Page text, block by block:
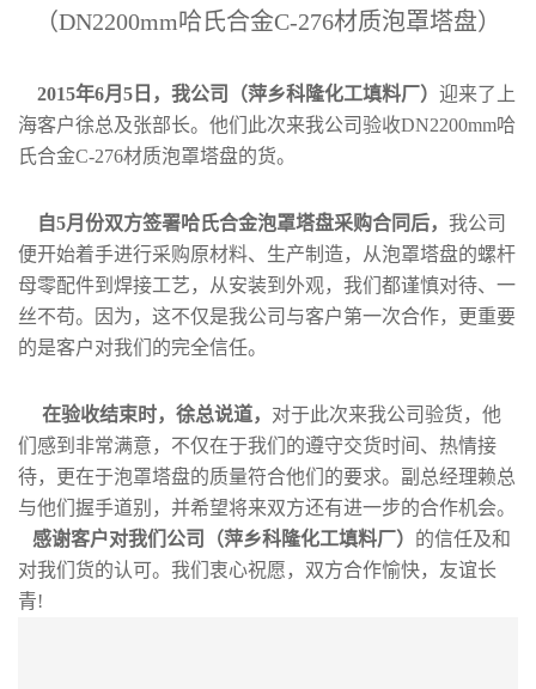
司
态
品
展
证
书
（DN2200mm哈氏合金C-276材质泡罩塔盘）
2015年6月5日，我公司（萍乡科隆化工填料厂） 迎来了上
海客户徐总及张部长。他们此次来我公司验收DN2200mm哈
氏合金C-276材质泡罩塔盘的货。
自5月份双方签署哈氏合金泡罩塔盘采购合同后， 我公司
便开始着手进行采购原材料、生产制造，从泡罩塔盘的螺杆
母零配件到焊接工艺，从安装到外观，我们都谨慎对待、一
丝不苟。因为，这不仅是我公司与客户第一次合作，更重要
的是客户对我们的完全信任。
在验收结束时，徐总说道， 对于此次来我公司验货，他
们感到非常满意，不仅在于我们的遵守交货时间、热情接
待，更在于泡罩塔盘的质量符合他们的要求。副总经理赖总
与他们握手道别，并希望将来双方还有进一步的合作机会。
感谢客户对我们公司（萍乡科隆化工填料厂） 的信任及和
对我们货的认可。我们衷心祝愿，双方合作愉快，友谊长
青!